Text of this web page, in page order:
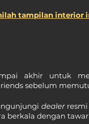
tampilan interior
akhir untuk
sebelum
dealer
berkala dengan